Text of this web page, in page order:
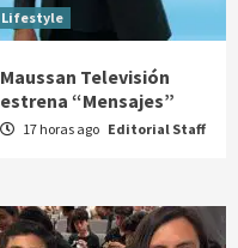
Lifestyle
Maussan Televisión
estrena “Mensajes”
17 horas ago Editorial Staff